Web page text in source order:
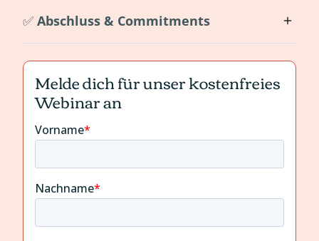
✅ Abschluss & Commitments
Melde dich für unser kostenfreies
Webinar an